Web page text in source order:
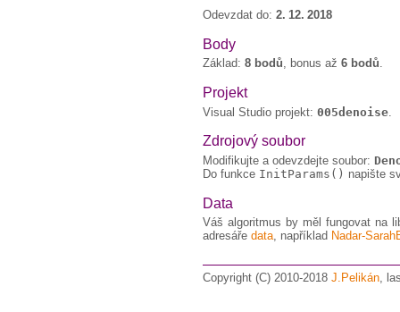
Odevzdat do: 2. 12. 2018
Body
Základ: 8 bodů, bonus až 6 bodů.
Projekt
Visual Studio projekt: 005denoise.
Zdrojový soubor
Modifikujte a odevzdejte soubor:
Do funkce InitParams() napište
Data
Váš algoritmus by měl fungovat na
adresáře data, například Nadar-
Copyright (C) 2010-2018 J.Pelikán,